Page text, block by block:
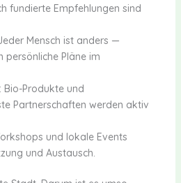
fundierte Empfehlungen sind
Mensch ist anders —
persönliche Pläne im
Bio-Produkte und
Partnerschaften werden aktiv
und lokale Events
und Austausch.